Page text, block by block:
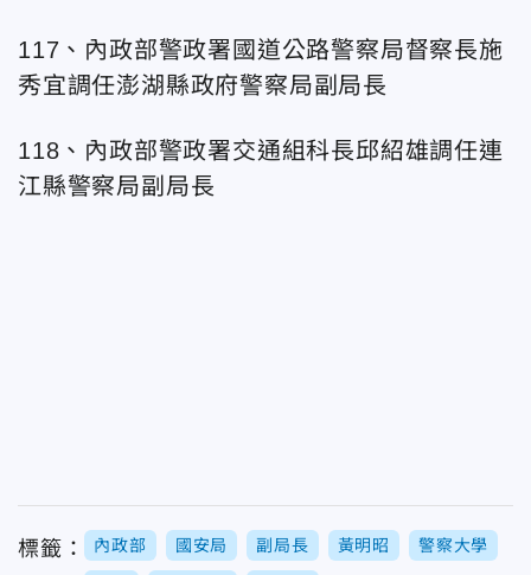
117、內政部警政署國道公路警察局督察長施
秀宜調任澎湖縣政府警察局副局長
118、內政部警政署交通組科長邱紹雄調任連
江縣警察局副局長
標籤： 內政部 國安局 副局長 黃明昭 警察大學